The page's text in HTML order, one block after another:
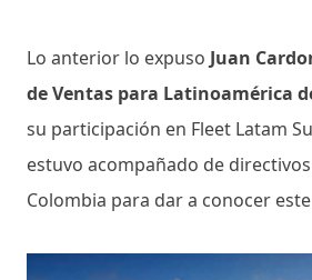
Lo anterior lo expuso Juan
de Ventas para Latinoamérica
su participación en Fleet Latam
estuvo acompañado de
Colombia para dar a conocer